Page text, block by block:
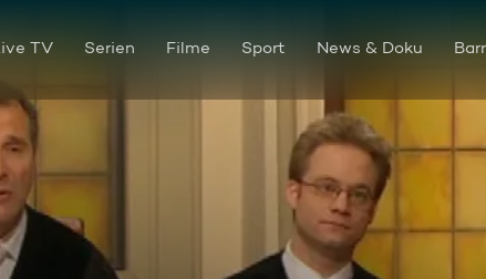
TV Serien Filme Sport News & Doku